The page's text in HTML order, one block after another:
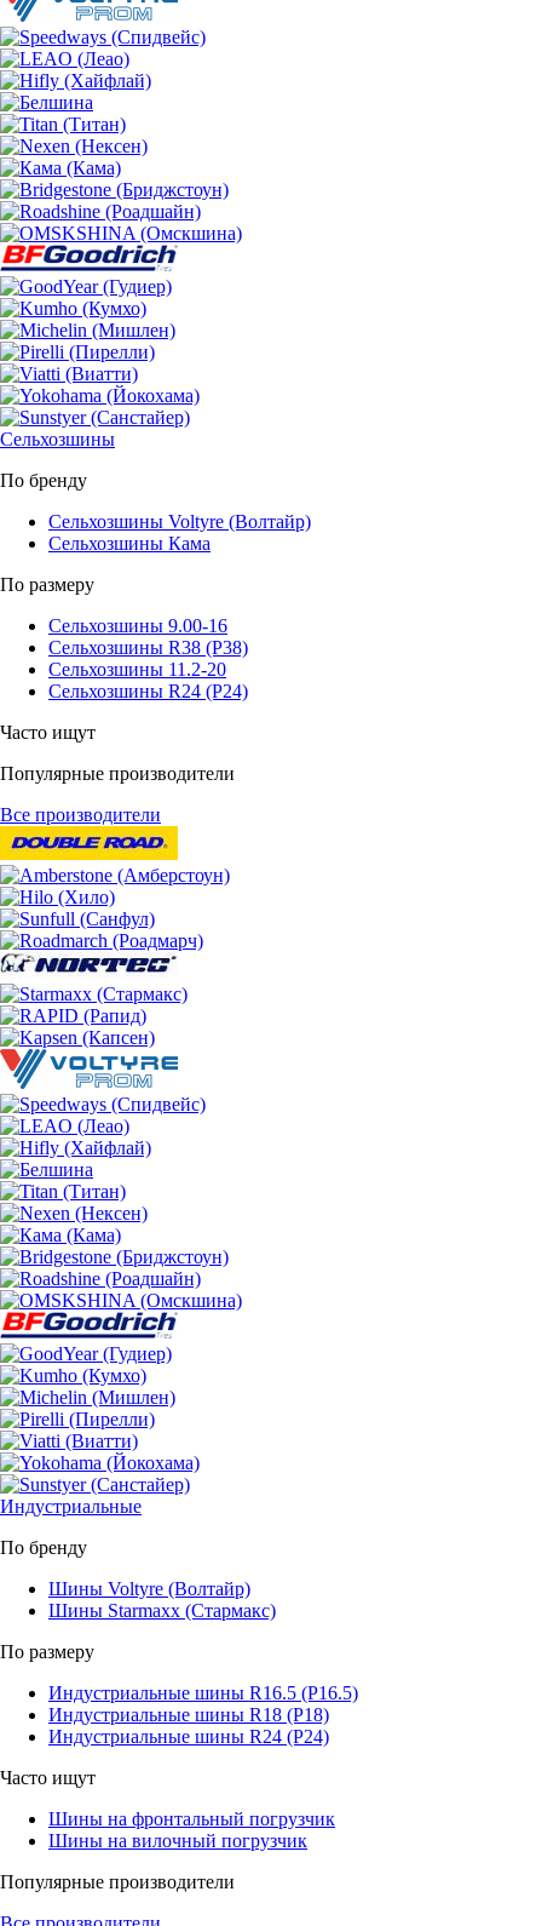
Сельхозшины
По бренду
Сельхозшины Voltyre (Волтайр)
Сельхозшины Кама
По размеру
Сельхозшины 9.00-16
Сельхозшины R38 (Р38)
Сельхозшины 11.2-20
Сельхозшины R24 (Р24)
Часто ищут
Популярные производители
Все производители
Индустриальные
По бренду
Шины Voltyre (Волтайр)
Шины Starmaxx (Стармакс)
По размеру
Индустриальные шины R16.5 (Р16.5)
Индустриальные шины R18 (Р18)
Индустриальные шины R24 (Р24)
Часто ищут
Шины на фронтальный погрузчик
Шины на вилочный погрузчик
Популярные производители